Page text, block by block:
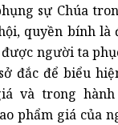
sự Chúa
quyền bính là
người ta
đắc để biểu
và trong
phẩm giá của